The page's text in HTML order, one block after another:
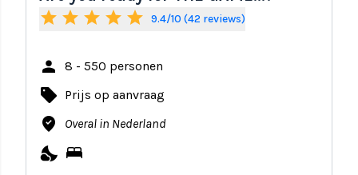
star star star star star 9.4/10 (42 reviews)
person 8 - 550 personen
local_offer Prijs op aanvraag
where_to_vote Overal in Nederland
nights_stay bed